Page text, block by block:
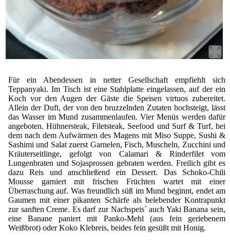
Für ein Abendessen in netter Gesellschaft empfiehlt sich
Teppanyaki. Im Tisch ist eine Stahlplatte eingelassen, auf der ein
Koch vor den Augen der Gäste die Speisen virtuos zubereitet.
Allein der Duft, der von den bruzzelnden Zutaten hochsteigt, lässt
das Wasser im Mund zusammenlaufen. Vier Menüs werden dafür
angeboten. Hühnersteak, Filetsteak, Seefood und Surf & Turf, bei
dem nach dem Aufwärmen des Magens mit Miso Suppe, Sushi &
Sashimi und Salat zuerst Garnelen, Fisch, Muscheln, Zucchini und
Kräuterseitlinge, gefolgt von Calamari & Rinderfilet vom
Lungenbraten und Sojasprossen gebraten werden. Freilich gibt es
dazu Reis und anschließend ein Dessert. Das Schoko-Chili
Mousse garniert mit frischen Früchten wartet mit einer
Überraschung auf. Was freundlich süß im Mund beginnt, endet am
Gaumen mit einer pikanten Schärfe als belebender Kontrapunkt
zur sanften Creme. Es darf zur Nachspeis´ auch Yaki Banana sein,
eine Banane paniert mit Panko-Mehl (aus fein geriebenem
Weißbrot) oder Koko Klebreis, beides fein gesüßt mit Honig.